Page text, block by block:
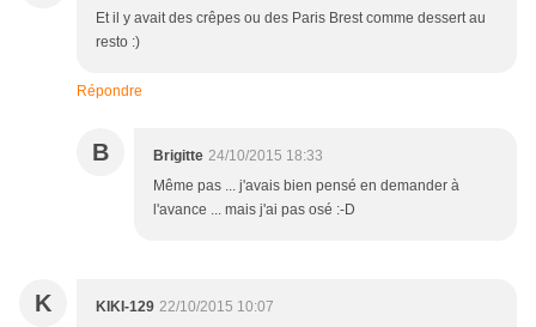
Et il y avait des crêpes ou des Paris Brest comme dessert au
resto :)
Répondre
B Brigitte 24/10/2015 18:33
Même pas ... j'avais bien pensé en demander à
l'avance ... mais j'ai pas osé :-D
K KIKI-129 22/10/2015 10:07